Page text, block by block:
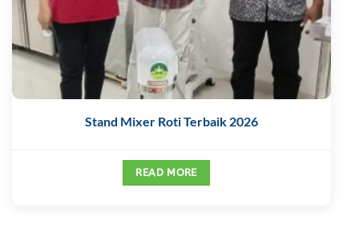
Stand Mixer Roti Terbaik 2026
READ MORE